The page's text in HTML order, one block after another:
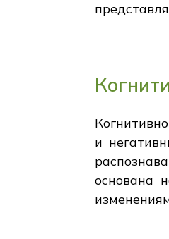
и
основана